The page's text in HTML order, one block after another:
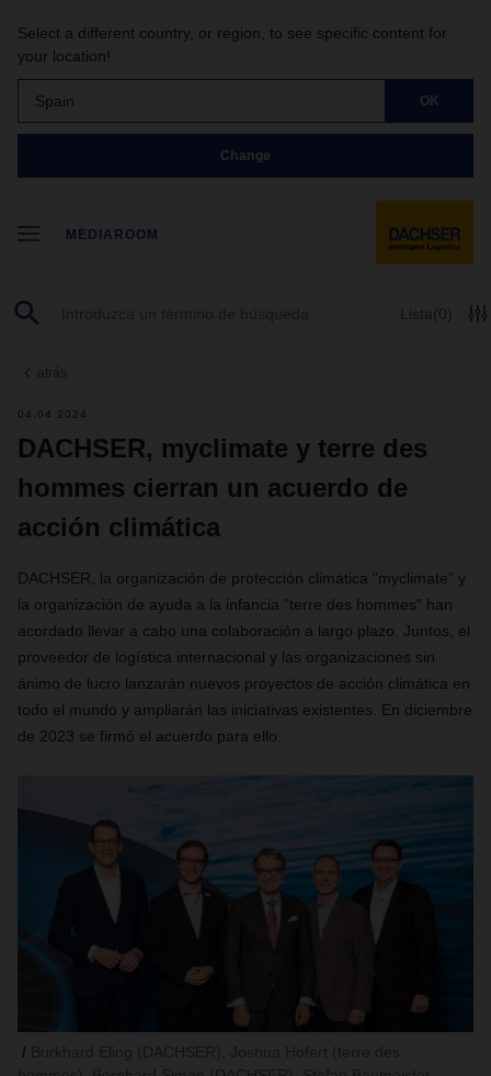
Select a different country, or region, to see specific content for
your location!
Spain OK
Change
MEDIAROOM
Lista (0)
atrás
04.04.2024
DACHSER, myclimate y terre des
hommes cierran un acuerdo de
acción climática
DACHSER, la organización de protección climática "myclimate" y
la organización de ayuda a la infancia "terre des hommes" han
acordado llevar a cabo una colaboración a largo plazo. Juntos, el
proveedor de logística internacional y las organizaciones sin
ánimo de lucro lanzarán nuevos proyectos de acción climática en
todo el mundo y ampliarán las iniciativas existentes. En diciembre
de 2023 se firmó el acuerdo para ello.